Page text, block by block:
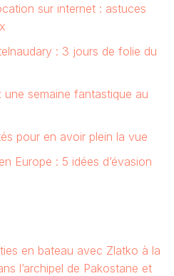
sur internet : astuces
: 3 jours de folie du
semaine fantastique au
pour en avoir plein la vue
Europe : 5 idées d’évasion
en bateau avec Zlatko à la
l’archipel de Pakostane et